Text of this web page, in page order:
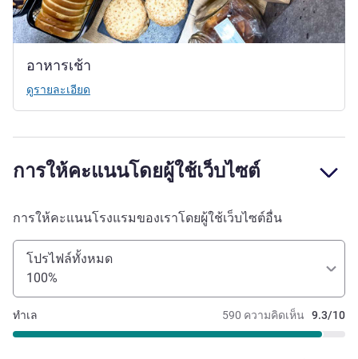
อาหารเช้า
ดูรายละเอียด
การให้คะแนนโดยผู้ใช้เว็บไซต์
การให้คะแนนโรงแรมของเราโดยผู้ใช้เว็บไซต์อื่น
โปรไฟล์ทั้งหมด
100%
590 ความคิดเห็น 9.3/10
ทำเล